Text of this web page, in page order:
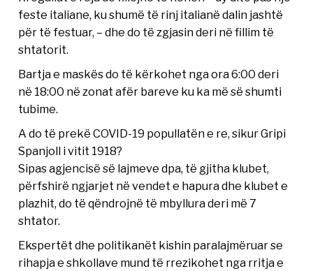
feste italiane, ku shumë të rinj italianë dalin jashtë
për të festuar, – dhe do të zgjasin deri në fillim të
shtatorit.
Bartja e maskës do të kërkohet nga ora 6:00 deri
në 18:00 në zonat afër bareve ku ka më së shumti
tubime.
A do të prekë COVID-19 popullatën e re, sikur Gripi
Spanjoll i vitit 1918?
Sipas agjencisë së lajmeve dpa, të gjitha klubet,
përfshirë ngjarjet në vendet e hapura dhe klubet e
plazhit, do të qëndrojnë të mbyllura deri më 7
shtator.
Ekspertët dhe politikanët kishin paralajmëruar se
rihapja e shkollave mund të rrezikohet nga rritja e